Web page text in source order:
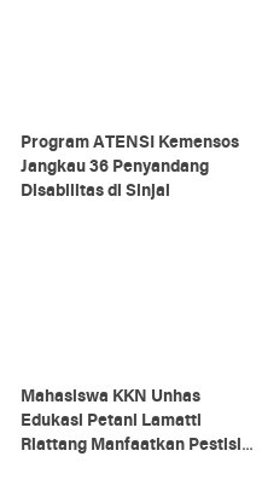
Program ATENSI Kemensos
Jangkau 36 Penyandang
Disabilitas di Sinjai
Mahasiswa KKN Unhas
Edukasi Petani Lamatti
Riattang Manfaatkan Pestisida